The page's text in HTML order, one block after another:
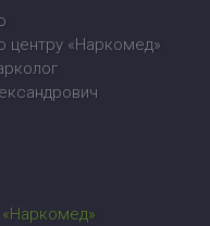
центру «Наркомед»
«Наркомед»